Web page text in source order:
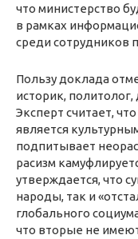
что министерство
в рамках
среди сотрудников
Пользу доклада
историк, политолог,
Эксперт считает,
является
подпитывает
расизм
утверждается, что
народы, так и
глобального
что вторые не